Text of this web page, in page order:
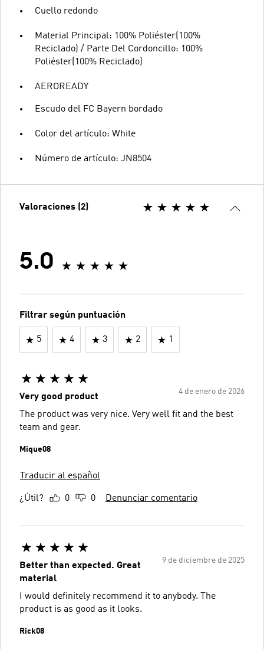
Cuello redondo
Material Principal: 100% Poliéster(100%
Reciclado) / Parte Del Cordoncillo: 100%
Poliéster(100% Reciclado)
AEROREADY
Escudo del FC Bayern bordado
Color del artículo: White
Número de artículo: JN8504
Valoraciones (2)
5.0
Filtrar según puntuación
5 4 3 2 1
4 de enero de 2026
Very good product
The product was very nice. Very well fit and the best
team and gear.
Mique08
Traducir al español
¿Útil? 0 0 Denunciar comentario
9 de diciembre de 2025
Better than expected. Great
material
I would definitely recommend it to anybody. The
product is as good as it looks.
Rick08